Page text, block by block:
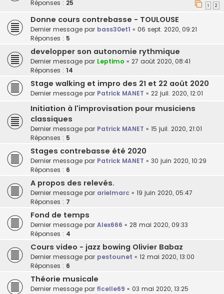
Réponses : 25 1 2
Donne cours contrebasse - TOULOUSE
Dernier message par bass30et1 « 06 sept. 2020, 09:21
Réponses : 5
developper son autonomie rythmique
Dernier message par Leptimo « 27 août 2020, 08:41
Réponses : 14
Stage walking et impro des 21 et 22 août 2020
Dernier message par Patrick MANET « 22 juil. 2020, 12:01
Initiation à l'improvisation pour musiciens
classiques
Dernier message par Patrick MANET « 15 juil. 2020, 21:01
Réponses : 5
Stages contrebasse été 2020
Dernier message par Patrick MANET « 30 juin 2020, 10:29
Réponses : 6
A propos des relevés.
Dernier message par arielmarc « 19 juin 2020, 05:47
Réponses : 7
Fond de temps
Dernier message par Alex666 « 28 mai 2020, 09:33
Réponses : 4
Cours video - jazz bowing Olivier Babaz
Dernier message par pestounet « 12 mai 2020, 13:00
Réponses : 6
Théorie musicale
Dernier message par ficelle69 « 03 mai 2020, 13:25